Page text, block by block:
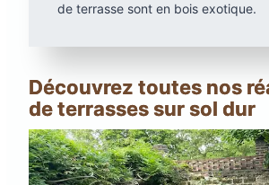
de terrasse sont en bois exotique.
Découvrez toutes nos
de terrasses sur sol dur